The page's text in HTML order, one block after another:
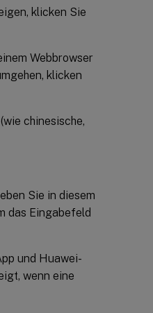
klicken Sie
Webbrowser
klicken
chinesische,
Sie in diesem
das Eingabefeld
und Huawei-
wenn eine